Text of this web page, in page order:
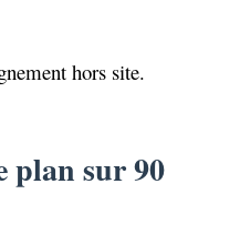
hors site.
plan sur 90